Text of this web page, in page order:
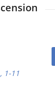
1-11